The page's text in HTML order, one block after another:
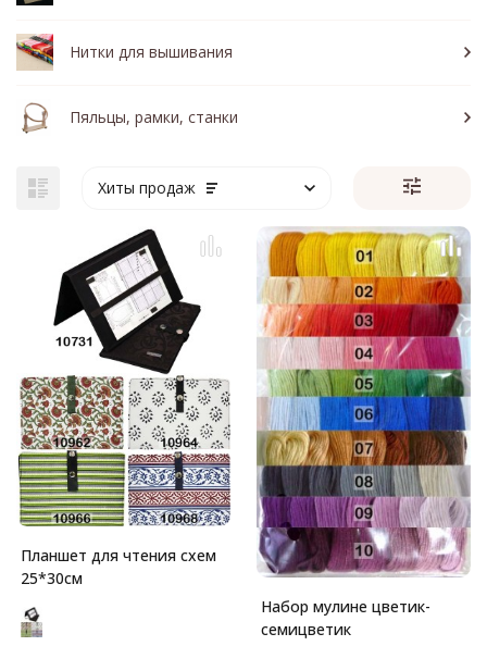
Нитки для вышивания
Пяльцы, рамки, станки
Хиты продаж
Планшет для чтения схем
25*30см
Набор мулине цветик-
семицветик